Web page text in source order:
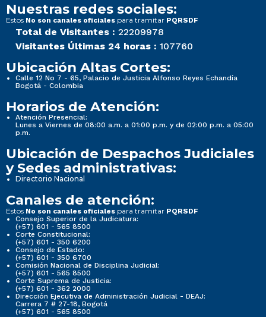
Nuestras redes sociales:
Estos No son canales oficiales para tramitar PQRSDF
Total de Visitantes : 22209978
Visitantes Últimas 24 horas : 107760
Ubicación Altas Cortes:
Calle 12 No 7 - 65, Palacio de Justicia Alfonso Reyes Echandía
Bogotá - Colombia
Horarios de Atención:
Atención Presencial:
Lunes a Viernes de 08:00 a.m. a 01:00 p.m. y de 02:00 p.m. a 05:00
p.m.
Ubicación de Despachos Judiciales
y Sedes administrativas:
Directorio Nacional
Canales de atención:
Estos No son canales oficiales para tramitar PQRSDF
Consejo Superior de la Judicatura:
(+57) 601 - 565 8500
Corte Constitucional:
(+57) 601 - 350 6200
Consejo de Estado:
(+57) 601 - 350 6700
Comisión Nacional de Disciplina Judicial:
(+57) 601 - 565 8500
Corte Suprema de Justicia:
(+57) 601 - 362 2000
Dirección Ejecutiva de Administración Judicial - DEAJ:
Carrera 7 # 27-18, Bogotá
(+57) 601 - 565 8500